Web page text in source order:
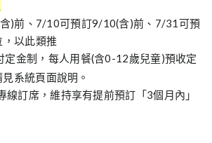
)前、7/10可預訂9/10(含)前、7/31可預
以此類推
定金制，每人用餐(含0-12歲兒童)預收定
系統頁面說明。
線訂席，維持享有提前預訂「3個月內」